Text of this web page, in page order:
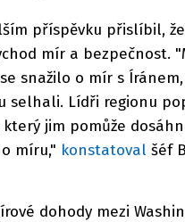
příspěvku přislíbil,
mír a bezpečnost.
snažilo o mír s
selhali. Lídři regionu
jim pomůže
míru," konstatoval šéf
dohody mezi